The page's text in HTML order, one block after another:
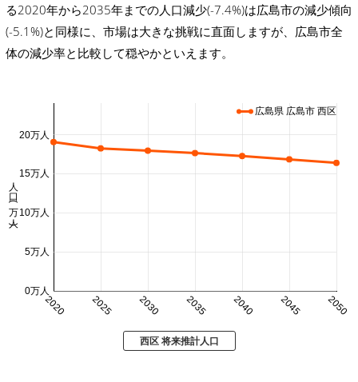
る2020年から2035年までの人口減少(-7.4%)は広島市の減少傾向
(-5.1%)と同様に、市場は大きな挑戦に直面しますが、広島市全
体の減少率と比較して穏やかといえます。
2020 2025 2030 2035 2040 2045 2050
0万人
5万人
10万人
15万人
20万人
人口 (万人)
広島県 広島市 西区
西区 将来推計人口